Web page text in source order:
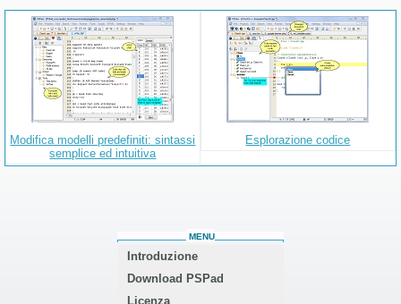
Modifica modelli predefiniti: sintassi
semplice ed intuitiva
Esplorazione codice
MENU
Introduzione
Download PSPad
Licenza